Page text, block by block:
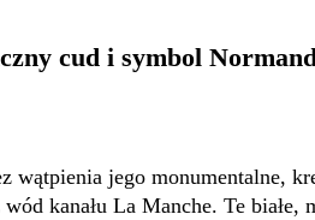
cud i symbol
wątpienia jego monumentalne,
kanału La Manche. Te białe,